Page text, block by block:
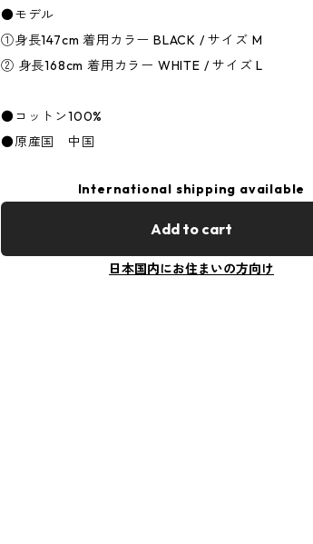
●モデル
①身長147cm 着用カラー BLACK / サイズ M
② 身長168cm 着用カラー WHITE / サイズ L
●コットン100%
●原産国 中国
International shipping available
Add to cart
日本国内にお住まいの方向け